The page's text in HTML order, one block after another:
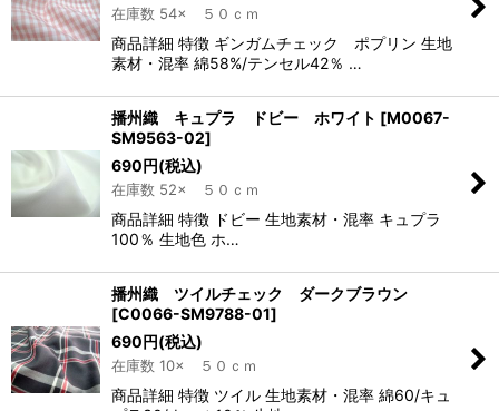
在庫数 54× ５０ｃｍ
商品詳細 特徴 ギンガムチェック ポプリン 生地
素材・混率 綿58%/テンセル42％ …
播州織 キュプラ ドビー ホワイト [M0067-
SM9563-02]
690円(税込)
在庫数 52× ５０ｃｍ
商品詳細 特徴 ドビー 生地素材・混率 キュプラ
100％ 生地色 ホ…
播州織 ツイルチェック ダークブラウン
[C0066-SM9788-01]
690円(税込)
在庫数 10× ５０ｃｍ
商品詳細 特徴 ツイル 生地素材・混率 綿60/キュ